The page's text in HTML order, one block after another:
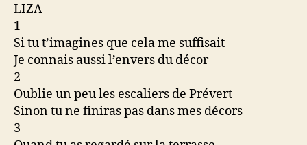
LIZA
1
Si tu t’imagines que cela me suffisait
Je connais aussi l’envers du décor
2
Oublie un peu les escaliers de Prévert
Sinon tu ne finiras pas dans mes décors
3